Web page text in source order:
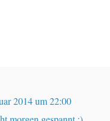
2014 um 22:00